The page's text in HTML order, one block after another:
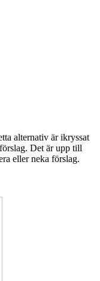
alternativ är ikryssat
Det är upp till
eller neka förslag.